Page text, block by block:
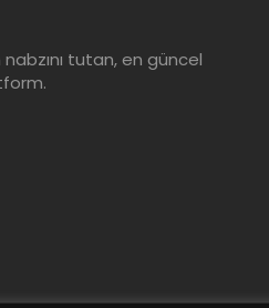
nabzını tutan, en güncel